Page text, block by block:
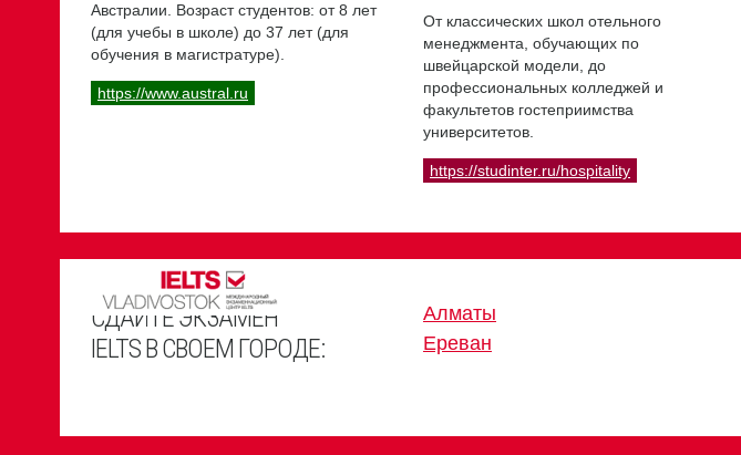
Австралии. Возраст студентов: от 8 лет
(для учебы в школе) до 37 лет (для
обучения в магистратуре).
https://www.austral.ru
От классических школ отельного
менеджмента, обучающих по
швейцарской модели, до
профессиональных колледжей и
факультетов гостеприимства
университетов.
https://studinter.ru/hospitality
СДАЙТЕ ЭКЗАМЕН
IELTS В СВОЕМ ГОРОДЕ:
Алматы
Ереван